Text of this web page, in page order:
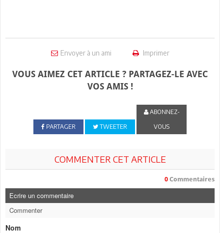
Envoyer à un ami Imprimer
VOUS AIMEZ CET ARTICLE ? PARTAGEZ-LE AVEC
VOS AMIS !
PARTAGER TWEETER
ABONNEZ-
VOUS
COMMENTER CET ARTICLE
0 Commentaires
Ecrire un commentaire
Commenter
Nom